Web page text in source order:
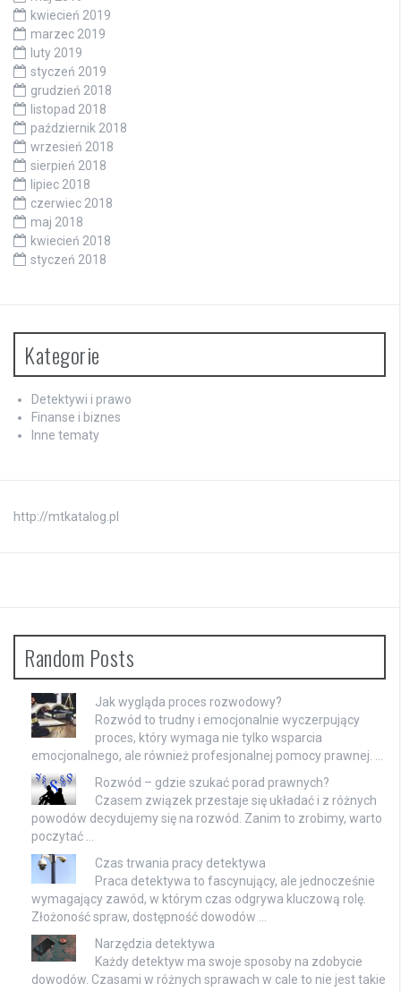
kwiecień 2019
marzec 2019
luty 2019
styczeń 2019
grudzień 2018
listopad 2018
październik 2018
wrzesień 2018
sierpień 2018
lipiec 2018
czerwiec 2018
maj 2018
kwiecień 2018
styczeń 2018
Kategorie
Detektywi i prawo
Finanse i biznes
Inne tematy
http://mtkatalog.pl
Random Posts
Jak wygląda proces rozwodowy?
Rozwód to trudny i emocjonalnie wyczerpujący
proces, który wymaga nie tylko wsparcia
emocjonalnego, ale również profesjonalnej pomocy prawnej. …
Rozwód – gdzie szukać porad prawnych?
Czasem związek przestaje się układać i z różnych
powodów decydujemy się na rozwód. Zanim to zrobimy, warto
poczytać …
Czas trwania pracy detektywa
Praca detektywa to fascynujący, ale jednocześnie
wymagający zawód, w którym czas odgrywa kluczową rolę.
Złożoność spraw, dostępność dowodów …
Narzędzia detektywa
Każdy detektyw ma swoje sposoby na zdobycie
dowodów. Czasami w różnych sprawach w cale to nie jest takie